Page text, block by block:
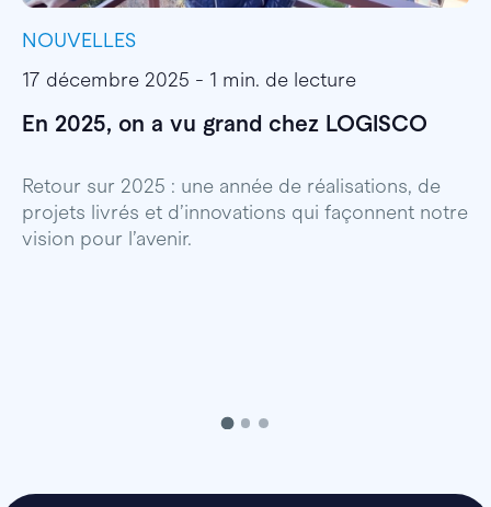
NOUVELLES
17 décembre 2025 - 1 min. de lecture
En 2025, on a vu grand chez LOGISCO
Retour sur 2025 : une année de réalisations, de
projets livrés et d’innovations qui façonnent notre
vision pour l’avenir.